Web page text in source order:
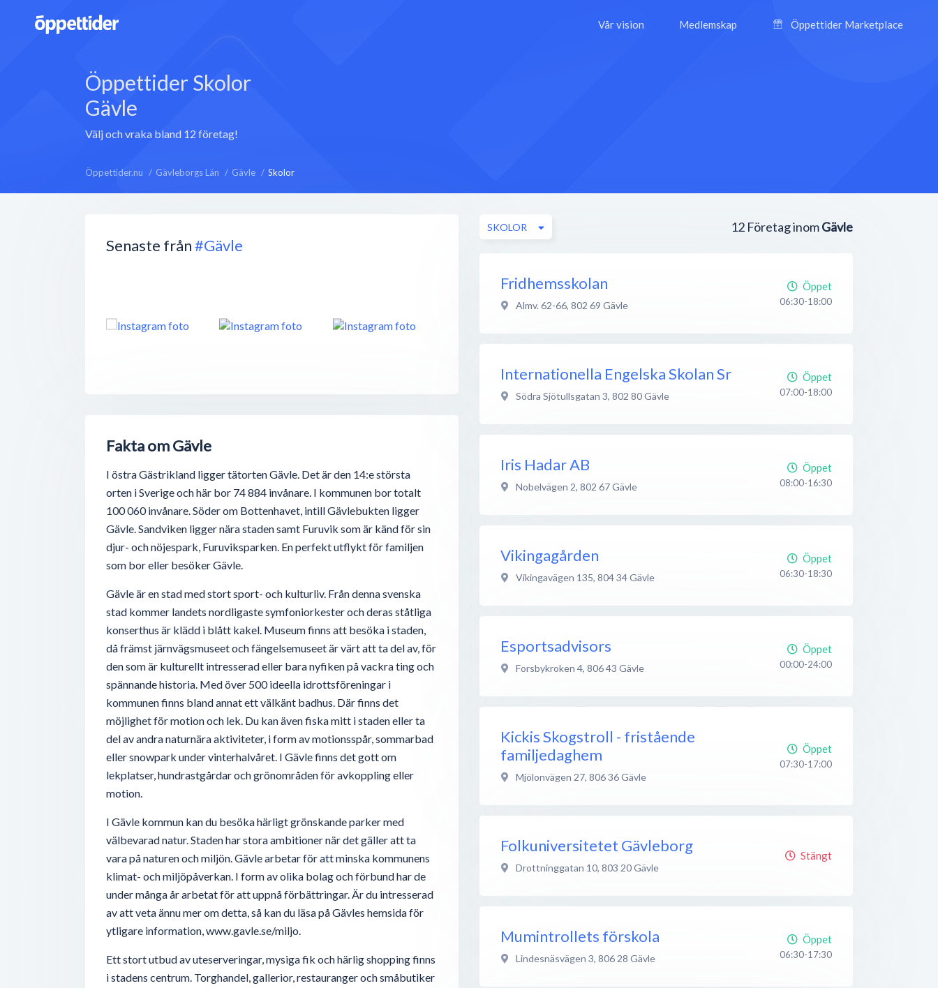
Vår vision Medlemskap Öppettider Marketplace
Öppettider Skolor
Gävle
Välj och vraka bland 12 företag!
Öppettider.nu Gävleborgs Län Gävle Skolor
Senaste från#Gävle
Fakta om Gävle
I östra Gästrikland ligger tätorten Gävle. Det är den 14:e största
orten i Sverige och här bor 74 884 invånare. I kommunen bor totalt
100 060 invånare. Söder om Bottenhavet, intill Gävlebukten ligger
Gävle. Sandviken ligger nära staden samt Furuvik som är känd för sin
djur- och nöjespark, Furuviksparken. En perfekt utflykt för familjen
som bor eller besöker Gävle.
Gävle är en stad med stort sport- och kulturliv. Från denna svenska
stad kommer landets nordligaste symfoniorkester och deras ståtliga
konserthus är klädd i blått kakel. Museum finns att besöka i staden,
då främst järnvägsmuseet och fängelsemuseet är värt att ta del av, för
den som är kulturellt intresserad eller bara nyfiken på vackra ting och
spännande historia. Med över 500 ideella idrottsföreningar i
kommunen finns bland annat ett välkänt badhus. Där finns det
möjlighet för motion och lek. Du kan även fiska mitt i staden eller ta
del av andra naturnära aktiviteter, i form av motionsspår, sommarbad
eller snowpark under vinterhalvåret. I Gävle finns det gott om
lekplatser, hundrastgårdar och grönområden för avkoppling eller
motion.
I Gävle kommun kan du besöka härligt grönskande parker med
välbevarad natur. Staden har stora ambitioner när det gäller att ta
vara på naturen och miljön. Gävle arbetar för att minska kommunens
klimat- och miljöpåverkan. I form av olika bolag och förbund har de
under många år arbetat för att uppnå förbättringar. Är du intresserad
av att veta ännu mer om detta, så kan du läsa på Gävles hemsida för
ytligare information, www.gavle.se/miljo.
Ett stort utbud av uteserveringar, mysiga fik och härlig shopping finns
i stadens centrum. Torghandel, gallerior, restauranger och småbutiker
12 Företag inomGävle
SKOLOR
Fridhemsskolan
Almv. 62-66, 802 69 Gävle
Öppet
06:30-18:00
Internationella Engelska Skolan Sr
Södra Sjötullsgatan 3, 802 80Gävle
Öppet
07:00-18:00
Iris Hadar AB
Nobelvägen 2, 802 67Gävle
Öppet
08:00-16:30
Vikingagården
Vikingavägen 135, 804 34Gävle
Öppet
06:30-18:30
Esportsadvisors
Forsbykroken 4, 806 43 Gävle
Öppet
00:00-24:00
Kickis Skogstroll - fristående
familjedaghem
Mjölonvägen 27, 806 36Gävle
Öppet
07:30-17:00
Folkuniversitetet Gävleborg
Drottninggatan 10, 803 20Gävle
Stängt
Mumintrollets förskola
Lindesnäsvägen 3, 806 28 Gävle
Öppet
06:30-17:30